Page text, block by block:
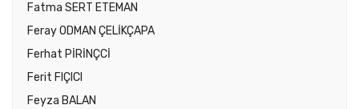
Fatma SERT ETEMAN
Feray ODMAN ÇELİKÇAPA
Ferhat PİRİNÇCİ
Ferit FIÇICI
Feyza BALAN